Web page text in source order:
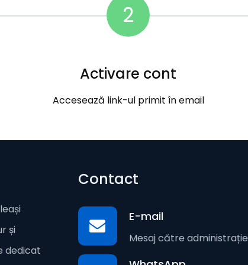
2
Activare cont
Accesează link-ul primit în email
și
dedicat
Contact
E-mail
Mesaj către administrație